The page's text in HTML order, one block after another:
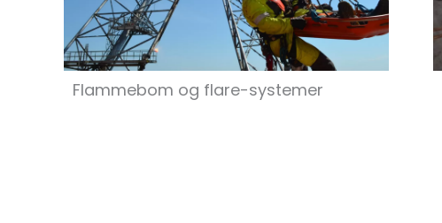
Flammebom og flare-systemer